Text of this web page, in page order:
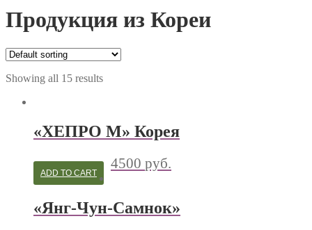
Продукция из Кореи
Showing all 15 results
«ХЕПРО М» Корея
4500 руб.
ADD TO CART
«Янг-Чун-Самнок»